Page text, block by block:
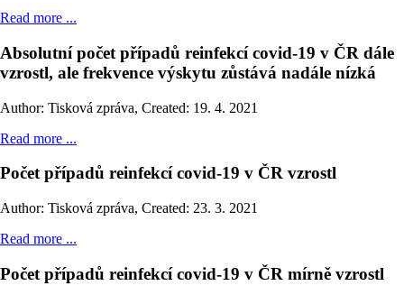
Read more ...
Absolutní počet případů reinfekcí covid-19 v ČR dále
vzrostl, ale frekvence výskytu zůstává nadále nízká
Author: Tisková zpráva, Created: 19. 4. 2021
Read more ...
Počet případů reinfekcí covid-19 v ČR vzrostl
Author: Tisková zpráva, Created: 23. 3. 2021
Read more ...
Počet případů reinfekcí covid-19 v ČR mírně vzrostl